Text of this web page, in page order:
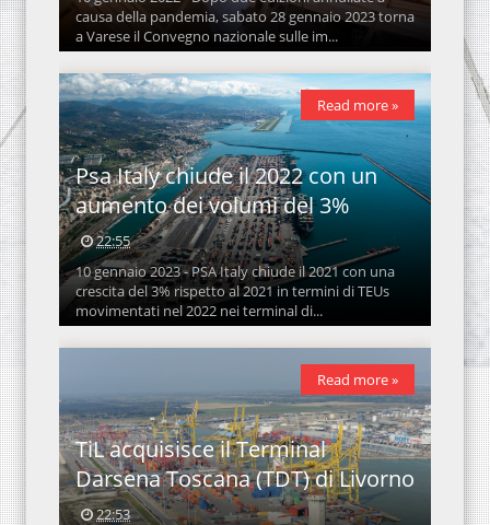
causa della pandemia, sabato 28 gennaio 2023 torna
a Varese il Convegno nazionale sulle im...
Psa Italy chiude il 2022 con un
aumento dei volumi del 3%
22:55
10 gennaio 2023 - PSA Italy chiude il 2021 con una
crescita del 3% rispetto al 2021 in termini di TEUs
movimentati nel 2022 nei terminal di...
Read more »
TiL acquisisce il Terminal
Darsena Toscana (TDT) di Livorno
22:53
Read more »